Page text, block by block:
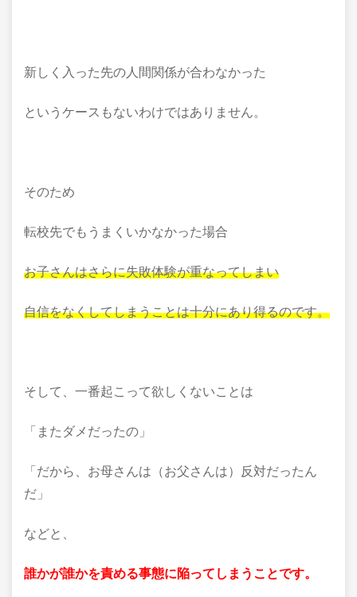
新しく入った先の人間関係が合わなかった
というケースもないわけではありません。
そのため
転校先でもうまくいかなかった場合
お子さんはさらに失敗体験が重なってしまい
自信をなくしてしまうことは十分にあり得るのです。
そして、一番起こって欲しくないことは
「またダメだったの」
「だから、お母さんは（お父さんは）反対だったん
だ」
などと、
誰かが誰かを責める事態に陥ってしまうことです。